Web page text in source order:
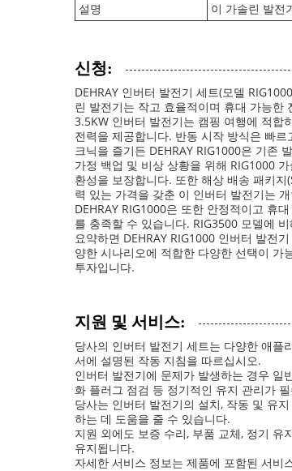
설명
이 가솔린 발전
신청:
DEHRAY 인버터 발전기 세트(모델
린 발전기는 작고 효율적이며 휴대 가능한
3.5KW 인버터 발전기는 캠핑 여행에 적합
전력을 제공합니다. 반동 시작 방식은 빠
크닉을 즐기든 DEHRAY RIG1000은 기존
가정 백업 및 비상 상황을 위해 RIG1000
환성을 보장합니다. 또한 해상 배송 패키
력 있는 가격을 갖춘 이 인버터 발전기는
DEHRAY RIG1000은 또한 안정적이고 휴
를 충족할 수 있습니다. RIG3500 모델에
요약하면 DEHRAY RIG1000 인버터 발전
양한 시나리오에 적합한 다양한 선택이 가
투자입니다.
지원 및 서비스:
당사의 인버터 발전기 세트는 다양한 애
서에 설명된 작동 지침을 따르십시오.
인버터 발전기에 문제가 발생하는 경우 일
화 플러그 점검 등 정기적인 유지 관리가
당사는 인버터 발전기의 설치, 작동 및 유
하는 데 도움을 줄 수 있습니다.
지원 외에도 보증 수리, 부품 교체, 정기
유지됩니다.
자세한 서비스 정보는 제품에 포함된 서